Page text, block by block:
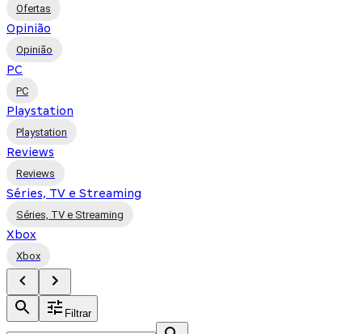
Ofertas
Opinião
Opinião
PC
PC
Playstation
Playstation
Reviews
Reviews
Séries, TV e Streaming
Séries, TV e Streaming
Xbox
Xbox
Filtrar